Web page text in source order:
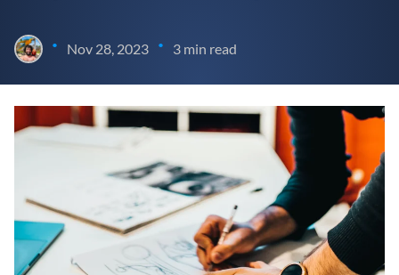
• Nov 28, 2023 • 3 min read